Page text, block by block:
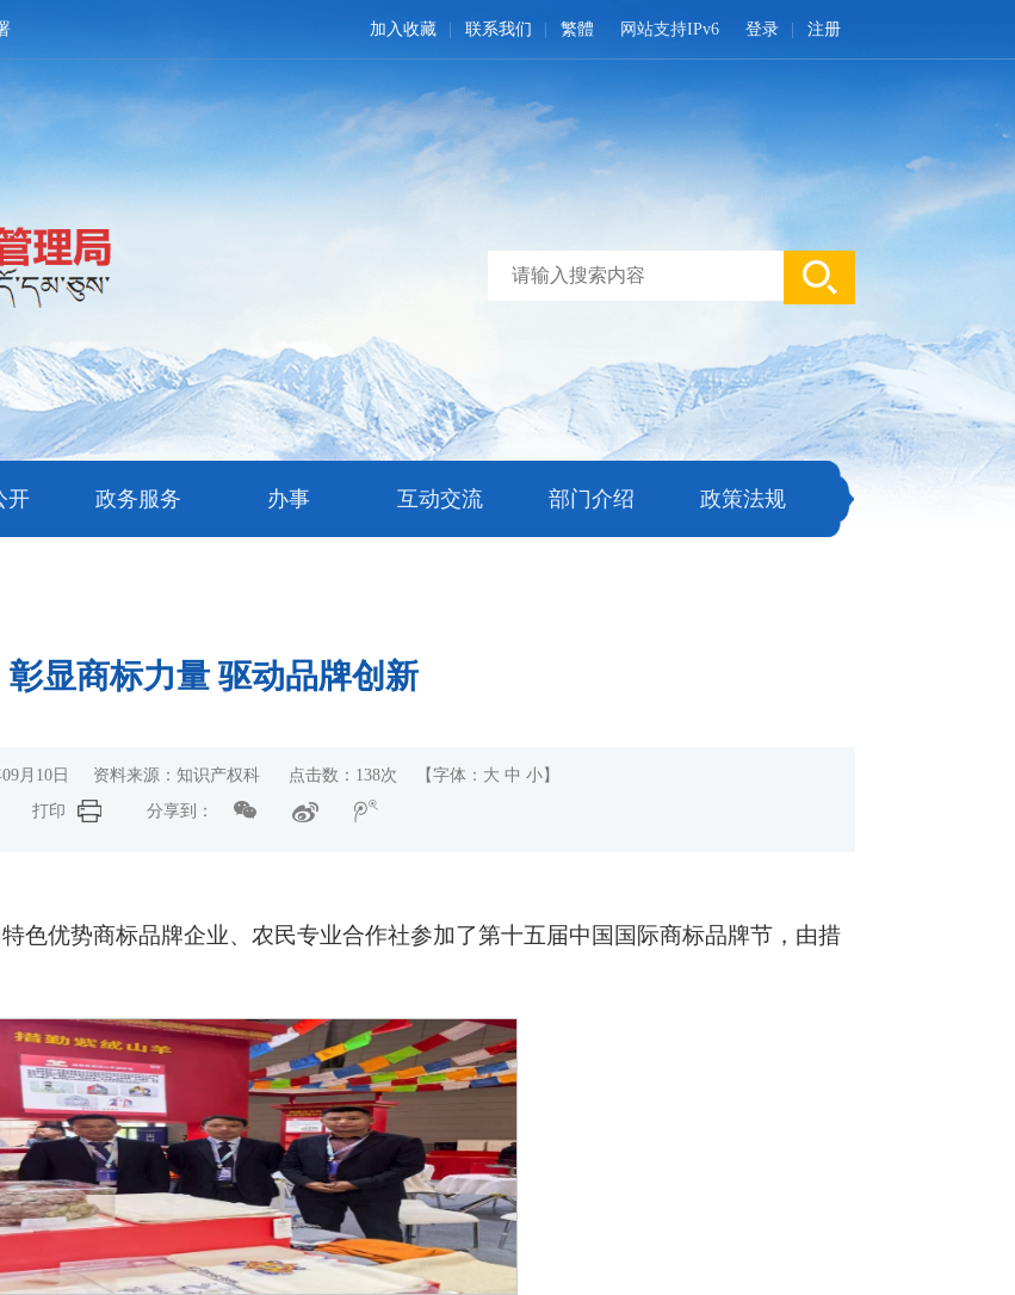
登录 注册
网站支持IPv6
加入收藏 联系我们 繁體
开 政务服务 办事 互动交流 部门介绍 政策法规
彰显商标力量 驱动品牌创新
09月10日 资料来源：知识产权科 点击数： 138次 【字体： 大 中 小】
打印
分享到：
色优势商标品牌企业、农民专业合作社参加了第十五届中国国际商标品牌节，由措